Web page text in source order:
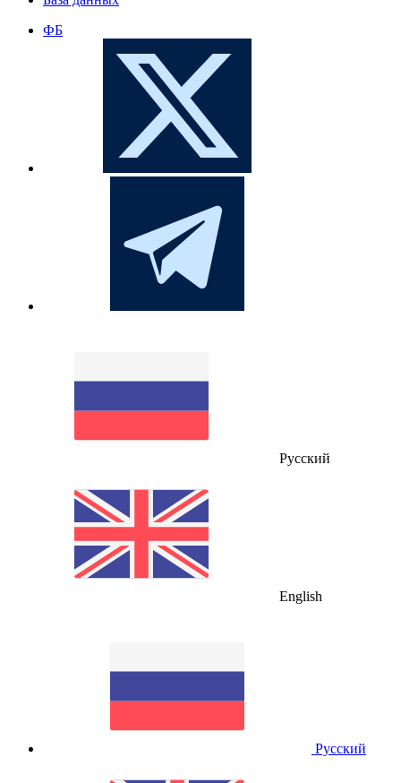
ФБ
Русский
English
Русский